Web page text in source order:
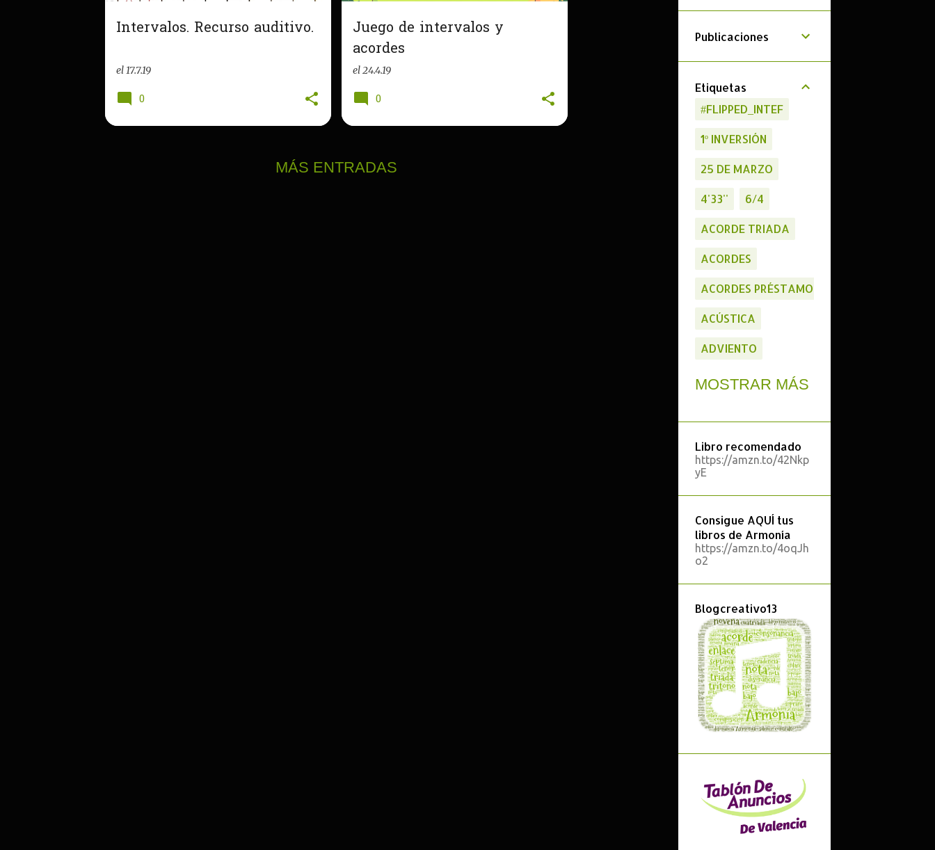
Intervalos. Recurso auditivo.
el17.7.19
0
Juego de intervalos y
acordes
el24.4.19
0
MÁS ENTRADAS
Publicaciones
Etiquetas
#FLIPPED_INTEF
1º INVERSIÓN
25 DE MARZO
4'33'' 6/4
ACORDE TRIADA
ACORDES
ACORDES PRÉSTAMO
ACÚSTICA
ADVIENTO
ALTERACIÓN NUEVA
ANÁLISIS FORMAL
APLICACIONES
APP'S
ARMADURAS
ARMONÍA
ARMONÍA 3ºEE.PP.
ARMONÍA 4º EE.PP.
ASIGNATURAS OPTATIVAS
ATONALISMO
AUDITIVOS
MOSTRAR MÁS
Libro recomendado
https://amzn.to/42Nkp
yE
Consigue AQUÍ tus
libros de Armonía
https://amzn.to/4oqJh
o2
Blogcreativo13